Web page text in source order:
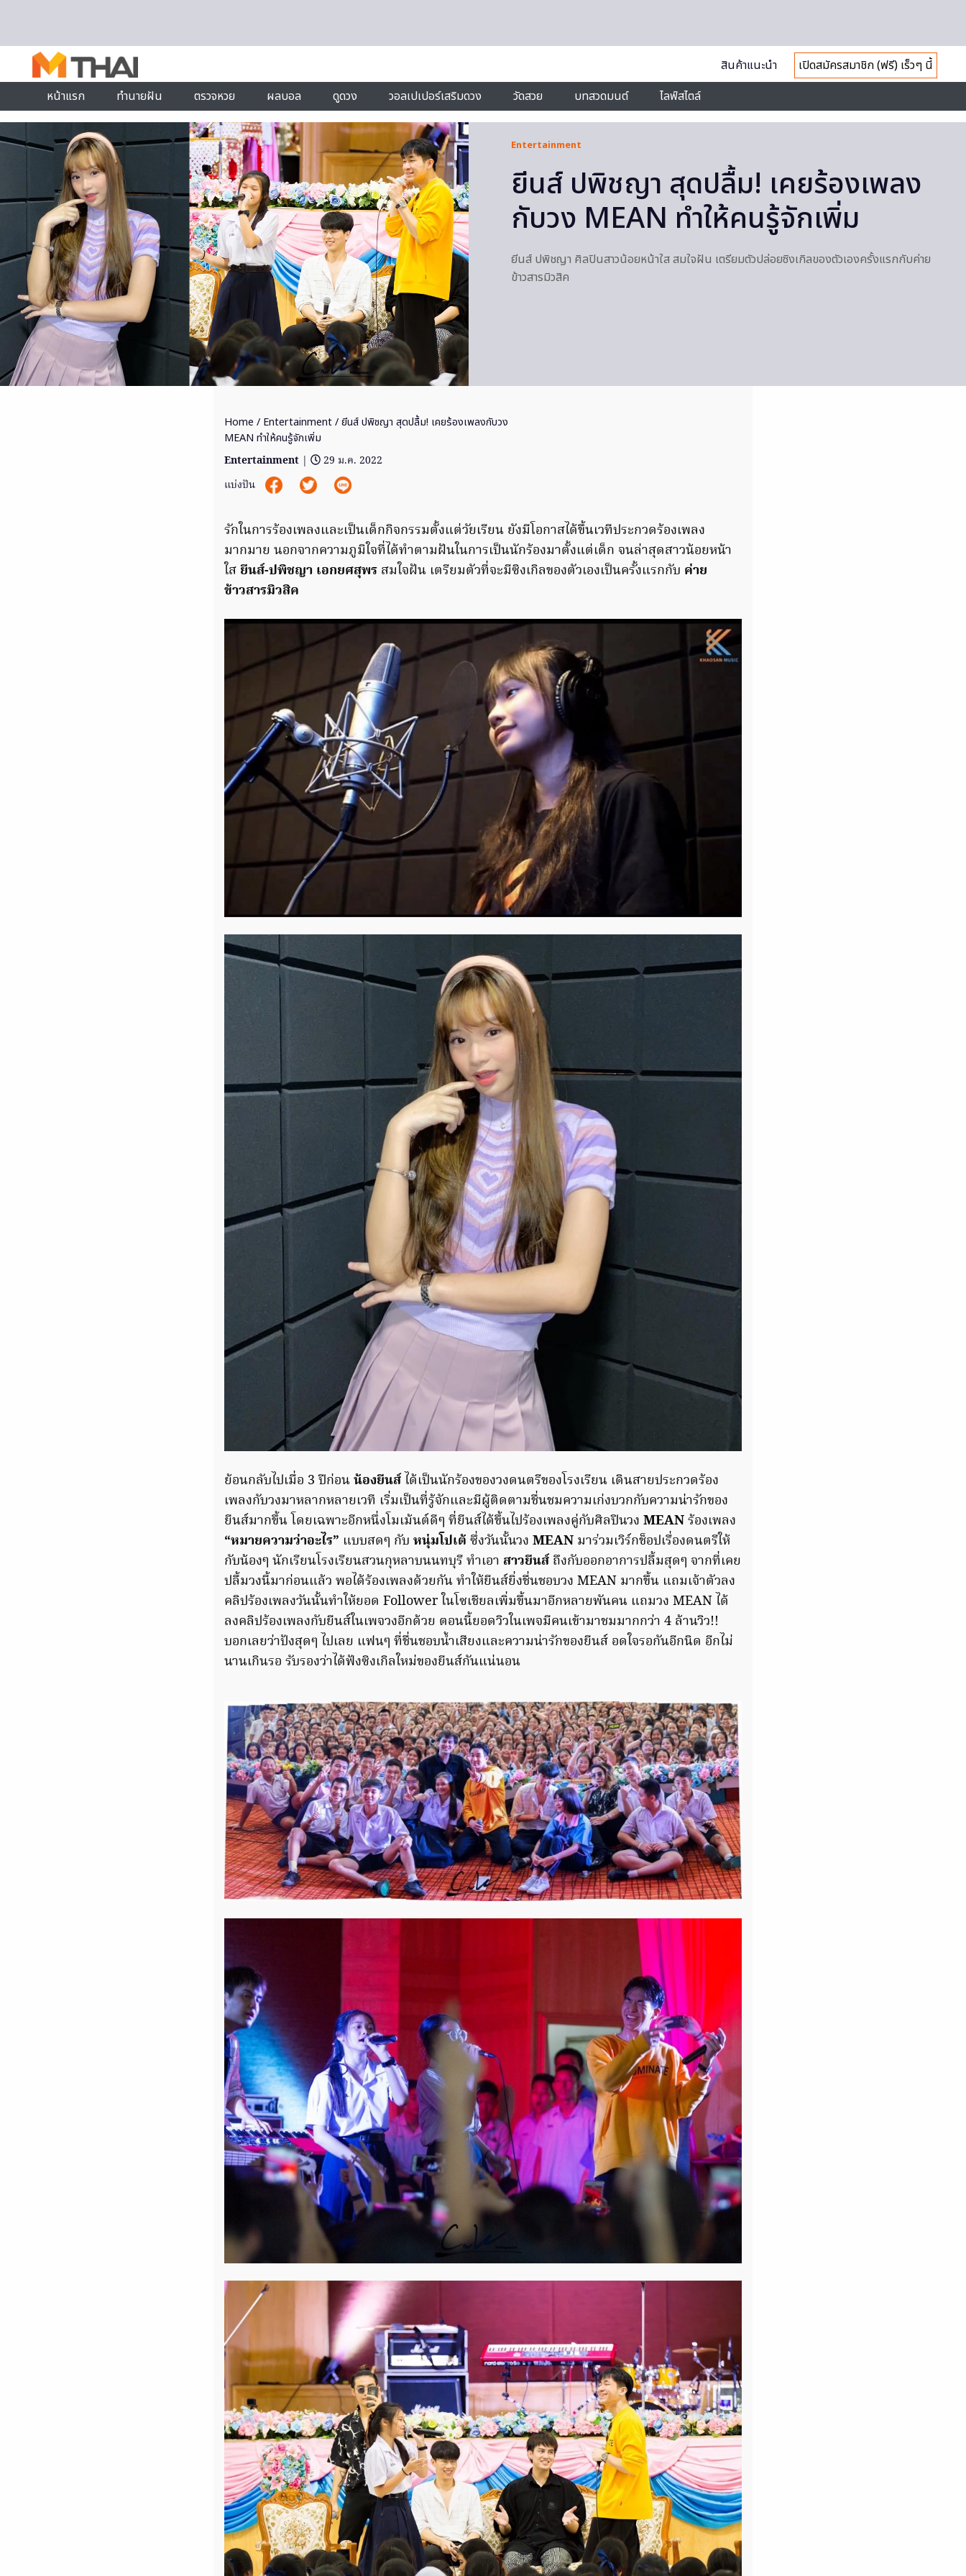
สินค้าแนะนำ
เปิดสมัครสมาชิก (ฟรี) เร็วๆ นี้
หน้าแรก
ทำนายฝัน ตรวจหวย ผลบอล ดูดวง วอลเปเปอร์เสริมดวง วัดสวย บทสวดมนต์ ไลฟ์สไตล์
Entertainment
ยีนส์ ปพิชญา สุดปลื้ม! เคยร้องเพลง
กับวง MEAN ทำให้คนรู้จักเพิ่ม
ยีนส์ ปพิชญา ศิลปินสาวน้อยหน้าใส สมใจฝัน เตรียมตัวปล่อยซิงเกิลของตัวเองครั้งแรกกับค่าย
ข้าวสารมิวสิค
Home / Entertainment/ ยีนส์ ปพิชญา สุดปลื้ม! เคยร้องเพลงกับวง
MEAN ทำให้คนรู้จักเพิ่ม
Entertainment |
29 ม.ค. 2022
แบ่งปัน
รักในการร้องเพลงและเป็นเด็กกิจกรรมตั้งแต่วัยเรียน ยังมีโอกาสได้ขึ้นเวทีประกวดร้องเพลง
มากมาย นอกจากความภูมิใจที่ได้ทำตามฝันในการเป็นนักร้องมาตั้งแต่เด็ก จนล่าสุดสาวน้อยหน้า
ใสยีนส์-ปพิชญา เอกยศสุพร สมใจฝัน เตรียมตัวที่จะมีซิงเกิลของตัวเองเป็นครั้งแรกกับ ค่าย
ข้าวสารมิวสิค
ย้อนกลับไปเมื่อ 3 ปีก่อนน้องยีนส์ ได้เป็นนักร้องของวงดนตรีของโรงเรียน เดินสายประกวดร้อง
เพลงกับวงมาหลากหลายเวที เริ่มเป็นที่รู้จักและมีผู้ติดตามชื่นชมความเก่งบวกกับความน่ารักของ
ยีนส์มากขึ้น โดยเฉพาะอีกหนึ่งโมเม้นต์ดีๆ ที่ยีนส์ได้ขึ้นไปร้องเพลงคู่กับศิลปินวง MEANร้องเพลง
“หมายความว่าอะไร” แบบสดๆ กับ หนุ่มโปเต้ ซึ่งวันนั้นวง MEAN มาร่วมเวิร์กช็อปเรื่องดนตรีให้
กับน้องๆ นักเรียนโรงเรียนสวนกุหลาบนนทบุรี ทำเอา สาวยีนส์ ถึงกับออกอาการปลื้มสุดๆ จากที่เคย
ปลื้มวงนี้มาก่อนแล้ว พอได้ร้องเพลงด้วยกัน ทำให้ยีนส์ยิ่งชื่นชอบวง MEAN มากขึ้น แถมเจ้าตัวลง
คลิปร้องเพลงวันนั้นทำให้ยอด Follower ในโซเชียลเพิ่มขึ้นมาอีกหลายพันคน แถมวง MEAN ได้
ลงคลิปร้องเพลงกับยีนส์ในเพจวงอีกด้วย ตอนนี้ยอดวิวในเพจมีคนเข้ามาชมมากกว่า 4 ล้านวิว!!
บอกเลยว่าปังสุดๆ ไปเลย แฟนๆ ที่ชื่นชอบน้ำเสียงและความน่ารักของยีนส์ อดใจรอกันอีกนิด อีกไม่
นานเกินรอ รับรองว่าได้ฟังซิงเกิลใหม่ของยีนส์กันแน่นอน